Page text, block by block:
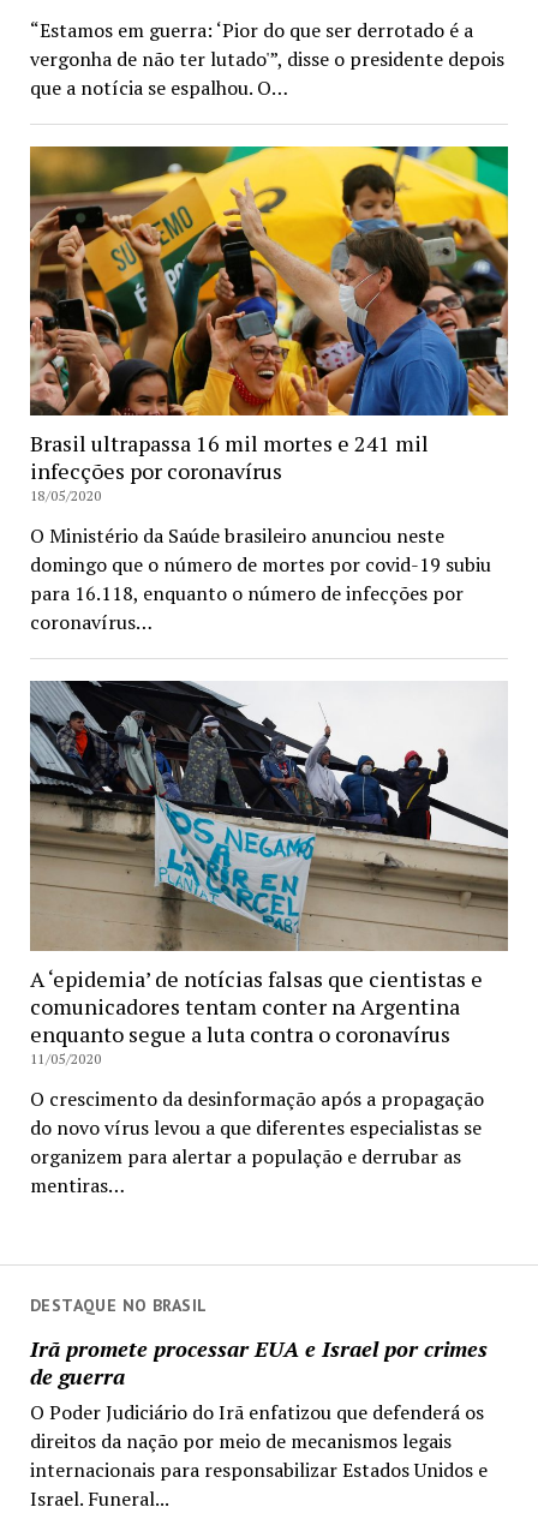
DESTAQUE NO BRASIL
Irã promete processar EUA e Israel por crimes
de guerra
O Poder Judiciário do Irã enfatizou que defenderá os
direitos da nação por meio de mecanismos legais
internacionais para responsabilizar Estados Unidos e
Israel. Funeral...
“Estamos em guerra: ‘Pior do que ser derrotado é a
vergonha de não ter lutado'”, disse o presidente depois
que a notícia se espalhou. O…
Brasil ultrapassa 16 mil mortes e 241 mil
infecções por coronavírus
18/05/2020
O Ministério da Saúde brasileiro anunciou neste
domingo que o número de mortes por covid-19 subiu
para 16.118, enquanto o número de infecções por
coronavírus…
A ‘epidemia’ de notícias falsas que cientistas e
comunicadores tentam conter na Argentina
enquanto segue a luta contra o coronavírus
11/05/2020
O crescimento da desinformação após a propagação
do novo vírus levou a que diferentes especialistas se
organizem para alertar a população e derrubar as
mentiras…